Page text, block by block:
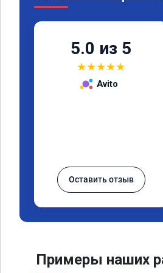
5.0 из 5
★★★★★
Avito
Оставить отзыв
Примеры наших